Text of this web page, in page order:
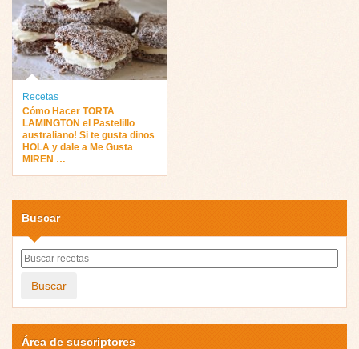
Recetas
Cómo Hacer TORTA
LAMINGTON el Pastelillo
australiano! Si te gusta dinos
HOLA y dale a Me Gusta
MIREN …
Buscar
Buscar
Área de suscriptores